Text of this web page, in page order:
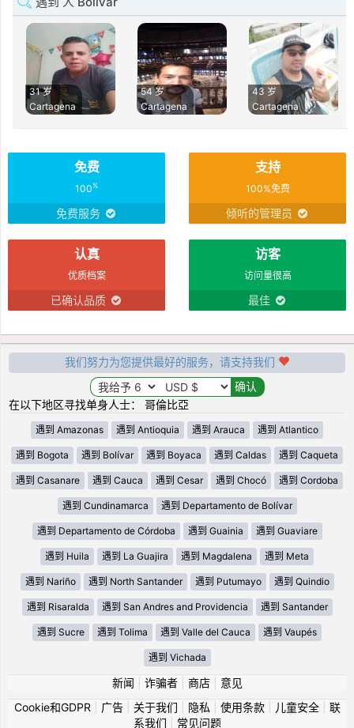
31 岁
Cartagena
54 岁
Cartagena
43 岁
Cartagena
免费
100%
免费服务
支持
100%免费
倾听的管理员
认真
优质档案
已确认品质
访客
访问量很高
最佳
我们努力为您提供最好的服务，请支持我们
在以下地区寻找单身人士： 哥倫比亞
遇到 Amazonas 遇到 Antioquia 遇到 Arauca 遇到 Atlantico
遇到 Bogota 遇到 Bolívar 遇到 Boyaca 遇到 Caldas 遇到 Caqueta
遇到 Casanare 遇到 Cauca 遇到 Cesar 遇到 Chocó 遇到 Cordoba
遇到 Cundinamarca 遇到 Departamento de Bolívar
遇到 Departamento de Córdoba 遇到 Guainia 遇到 Guaviare
遇到 Huila 遇到 La Guajira 遇到 Magdalena 遇到 Meta
遇到 Nariño 遇到 North Santander 遇到 Putumayo 遇到 Quindio
遇到 Risaralda 遇到 San Andres and Providencia 遇到 Santander
遇到 Sucre 遇到 Tolima 遇到 Valle del Cauca 遇到 Vaupés
遇到 Vichada
新闻 诈骗者| 商店| 意见
Cookie和GDPR
广告| 关于我们 隐私 使用条款| 儿童安全| 联
系我们
常见问题